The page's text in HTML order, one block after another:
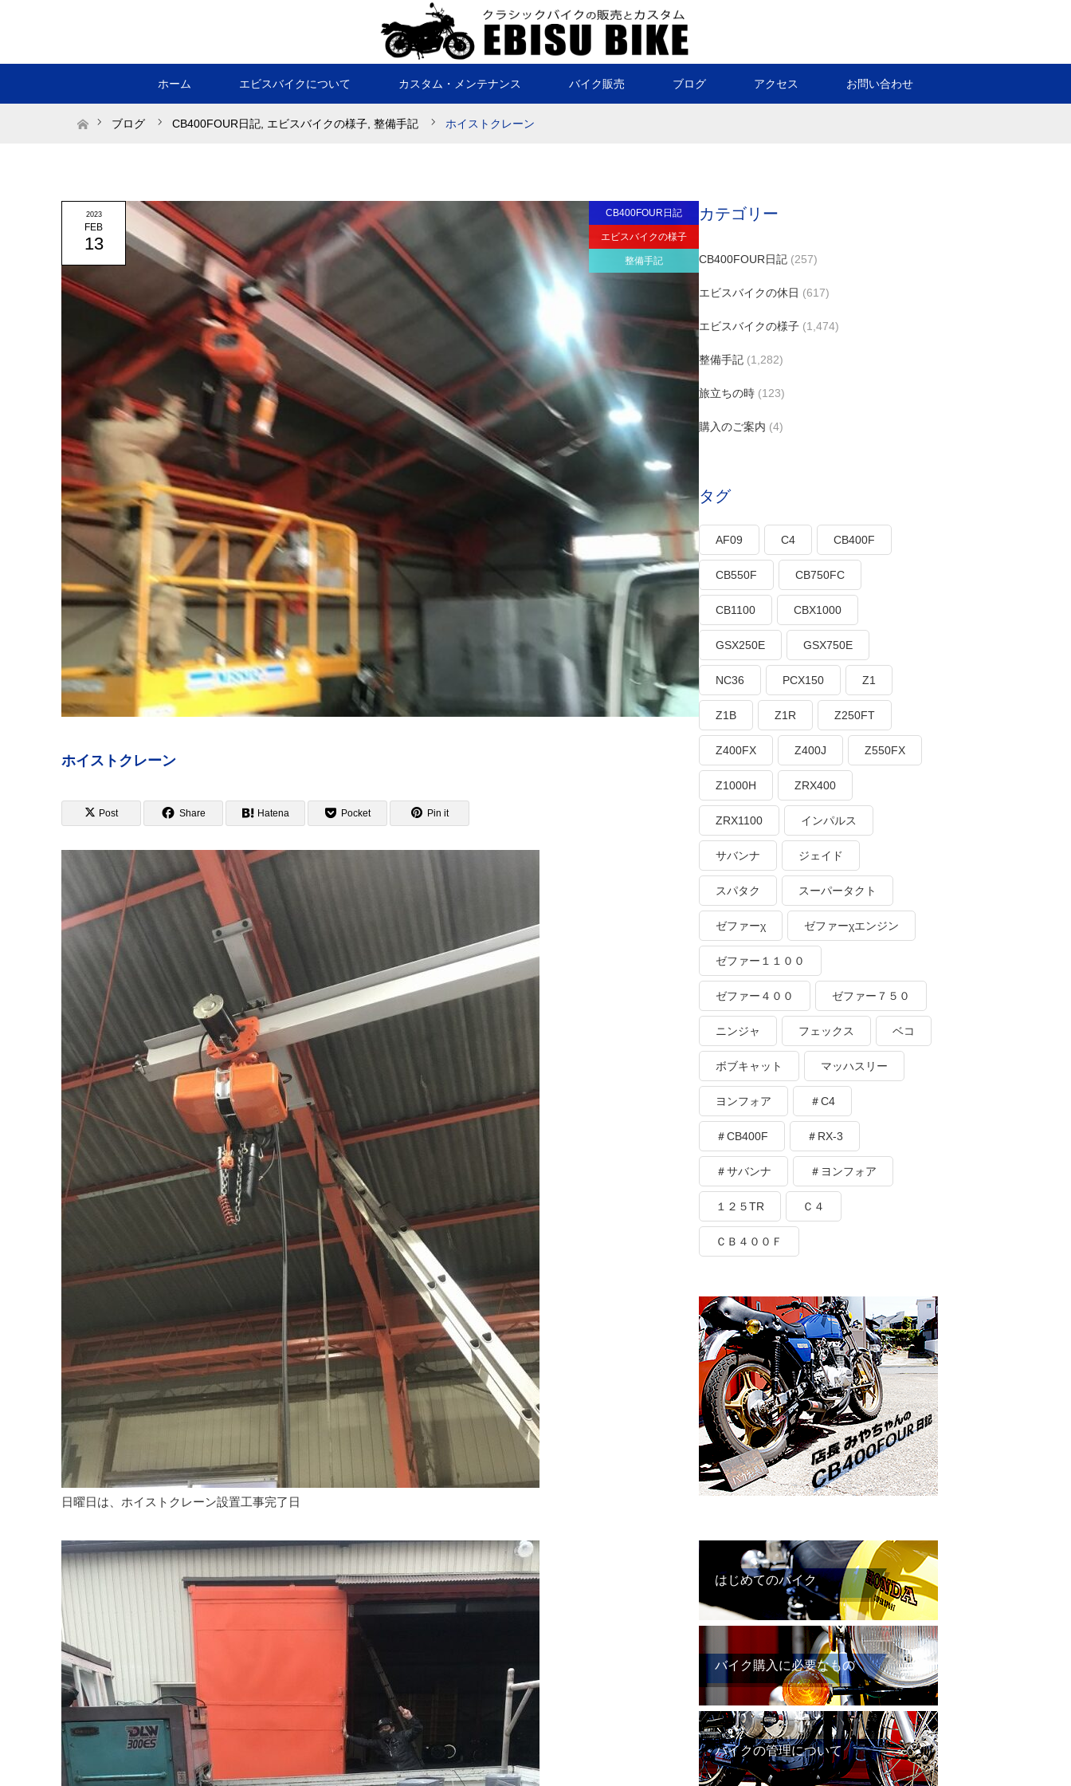
ホーム エビスバイクについて カスタム・メンテナンス バイク販売 ブログ アクセス お問い合わせ
ホームブログ CB400FOUR日記 エビスバイクの様子 整備手記 ホイストクレーン
2023
FEB
13
CB400FOUR日記
エビスバイクの様子
整備手記
ホイストクレーン
Post Share Hatena Pocket Pin it
日曜日は、ホイストクレーン設置工事完了日
カテゴリー
CB400FOUR日記 (257)
エビスバイクの休日 (617)
エビスバイクの様子 (1,474)
整備手記 (1,282)
旅立ちの時 (123)
購入のご案内 (4)
タグ
AF09 C4 CB400F
CB550F CB750FC
CB1100 CBX1000
GSX250E GSX750E
NC36 PCX150 Z1
Z1B Z1R Z250FT
Z400FX Z400J Z550FX
Z1000H ZRX400
ZRX1100 インパルス
サバンナ ジェイド
スパタク スーパータクト
ゼファーχ ゼファーχエンジン
ゼファー１１００
ゼファー４００ ゼファー７５０
ニンジャ フェックス ベコ
ボブキャット マッハスリー
ヨンフォア ＃C4
＃CB400F ＃RX-3
＃サバンナ ＃ヨンフォア
１２５TR Ｃ４
ＣＢ４００Ｆ
はじめてのバイク
バイク購入に必要なもの
バイクの管理について